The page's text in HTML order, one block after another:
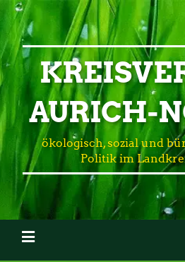
AURICH-
ökologisch, sozial und
Politik im